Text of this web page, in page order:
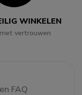
WINKELEN
vertrouwen
FAQ